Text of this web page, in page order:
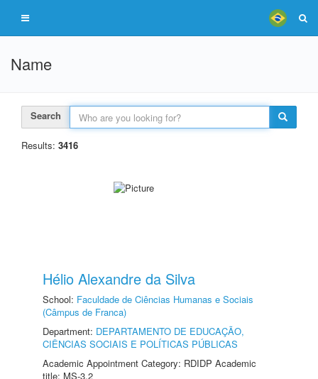
Name
Search
Results: 3416
Hélio Alexandre da Silva
School: Faculdade de Ciências Humanas e Sociais
(Câmpus de Franca)
Department: DEPARTAMENTO DE EDUCAÇÃO,
CIÊNCIAS SOCIAIS E POLÍTICAS PÚBLICAS
Academic Appointment Category: RDIDP Academic
title: MS-3.2